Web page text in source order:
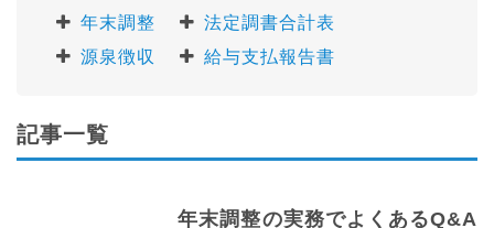
年末調整
法定調書合計表
源泉徴収
給与支払報告書
記事一覧
年末調整の実務でよくあるQ&A